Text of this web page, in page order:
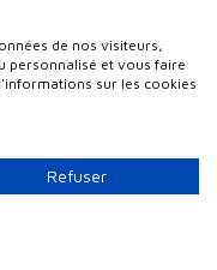
de nos visiteurs,
personnalisé et vous faire
sur les cookies
Refuser